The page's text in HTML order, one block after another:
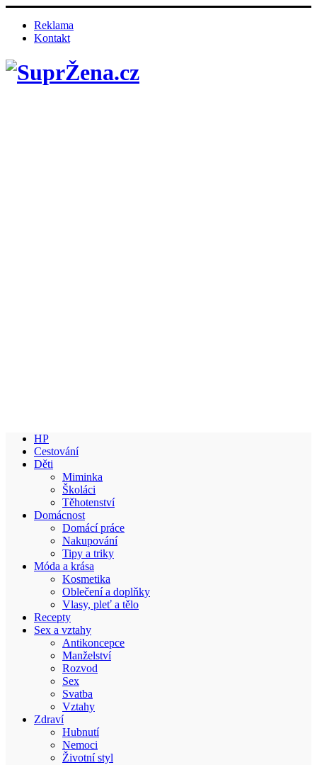
Reklama
Kontakt
HP
Cestování
Děti
Miminka
Školáci
Těhotenství
Domácnost
Domácí práce
Nakupování
Tipy a triky
Móda a krása
Kosmetika
Oblečení a doplňky
Vlasy, pleť a tělo
Recepty
Sex a vztahy
Antikoncepce
Manželství
Rozvod
Sex
Svatba
Vztahy
Zdraví
Hubnutí
Nemoci
Životní styl